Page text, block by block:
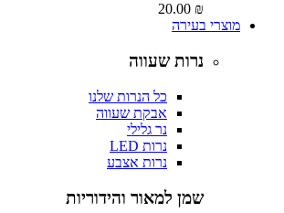
20.00 ₪
מוצרי בעירה
נרות שעווה
כל הנרות שלנו
אבקת שעווה
נר גלילי
נרות LED
נרות אצבע
שמן למאור והידוריות